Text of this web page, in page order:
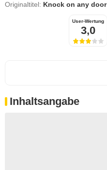
Originaltitel: Knock on any door
User-Wertung
3,0
Inhaltsangabe